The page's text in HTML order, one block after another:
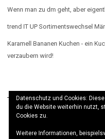
Wenn man zu dm geht, aber
trend IT UP Sortimentswechsel
Karamell Bananen Kuchen - ein
verzaubern wird!
© elbeMÄDCHEN 2017
Datenschutz und Cookies:
du die Website weiterhin nutzt,
Cookies zu.
Weitere Informationen,